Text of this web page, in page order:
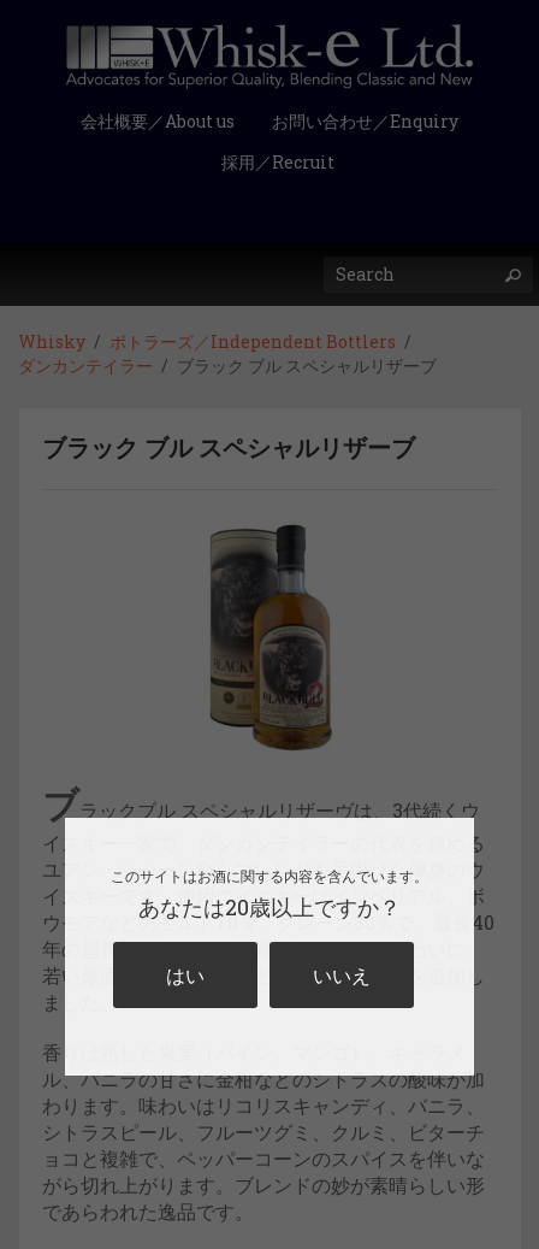
会社概要／About us
お問い合わせ／Enquiry
採用／Recruit
Whisky
ボトラーズ／Independent Bottlers
ダンカンテイラー
ブラック ブル スペシャルリザーブ
ブラック ブル スペシャルリザーブ
ブラックブル スペシャルリザーヴは、3代続くウ
イスキー一家で、ダンカンテイラーの代表を務める
ユアン・シャーン自らブレンドを手掛けた渾身のウ
イスキーです。使用ウイスキーはインペリアル、ボ
ウモアなどのモルト70％、グレーン30％で、最長40
年の超長熟原酒による複雑で深みのある味わいに、
若い原酒をプラスすることでフレッシュ感を追加し
ました。
香りは熟した果実（パイン、マンゴ）、キャラメ
ル、バニラの甘さに金柑などのシトラスの酸味が加
わります。味わいはリコリスキャンディ、バニラ、
シトラスピール、フルーツグミ、クルミ、ビターチ
ョコと複雑で、ペッパーコーンのスパイスを伴いな
がら切れ上がります。ブレンドの妙が素晴らしい形
であらわれた逸品です。
このサイトはお酒に関する内容を含んでいます。
あなたは20歳以上ですか？
はい いいえ